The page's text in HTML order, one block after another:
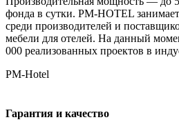
фонда в сутки. PM-HOTEL
среди производителей и
мебели для отелей. На данный
000 реализованных проектов в
PM-Hotel
Гарантия и качество